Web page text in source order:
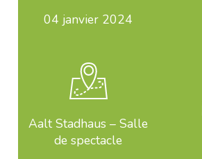
04 janvier 2024
Aalt Stadhaus – Salle
de spectacle